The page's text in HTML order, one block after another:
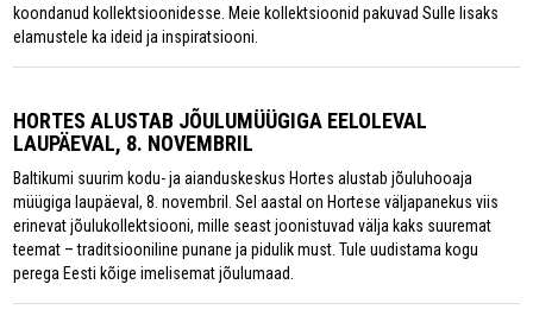
koondanud kollektsioonidesse. Meie kollektsioonid pakuvad Sulle lisaks
elamustele ka ideid ja inspiratsiooni.
HORTES ALUSTAB JÕULUMÜÜGIGA EELOLEVAL
LAUPÄEVAL, 8. NOVEMBRIL
Baltikumi suurim kodu- ja aianduskeskus Hortes alustab jõuluhooaja
müügiga laupäeval, 8. novembril. Sel aastal on Hortese väljapanekus viis
erinevat jõulukollektsiooni, mille seast joonistuvad välja kaks suuremat
teemat – traditsiooniline punane ja pidulik must. Tule uudistama kogu
perega Eesti kõige imelisemat jõulumaad.